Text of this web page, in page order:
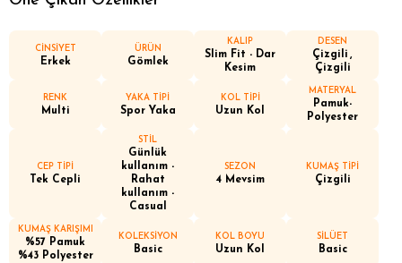
CİNSİYET
Erkek
ÜRÜN
Gömlek
KALIP
Slim Fit - Dar
Kesim
DESEN
Çizgili
Çizgili
RENK
Multi
YAKA TİPİ
Spor Yaka
KOL TİPİ
Uzun Kol
MATERYAL
Pamuk-
Polyester
CEP TİPİ
Tek Cepli
STİL
Günlük
kullanım -
Rahat
kullanım -
Casual
SEZON
4 Mevsim
KUMAŞ TİPİ
Çizgili
KUMAŞ KARIŞIMI
%57 Pamuk
%43 Polyester
KOLEKSİYON
Basic
KOL BOYU
Uzun Kol
SİLÜET
Basic